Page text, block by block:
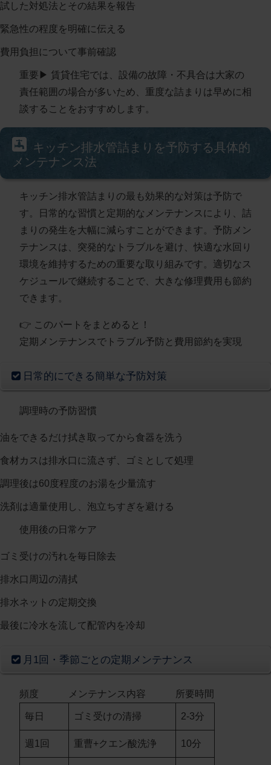
試した対処法とその結果を報告
緊急性の程度を明確に伝える
費用負担について事前確認
重要 ▶︎ 賃貸住宅では、設備の故障・不具合は大家の
責任範囲の場合が多いため、重度な詰まりは早めに相
談することをおすすめします。
キッチン排水管詰まりを予防する具体的
メンテナンス法
キッチン排水管詰まりの最も効果的な対策は予防で
す。日常的な習慣と定期的なメンテナンスにより、詰
まりの発生を大幅に減らすことができます。予防メン
テナンスは、突発的なトラブルを避け、快適な水回り
環境を維持するための重要な取り組みです。適切なス
ケジュールで継続することで、大きな修理費用も節約
できます。
👉 このパートをまとめると！
定期メンテナンスでトラブル予防と費用節約を実現
日常的にできる簡単な予防対策
調理時の予防習慣
油をできるだけ拭き取ってから食器を洗う
食材カスは排水口に流さず、ゴミとして処理
調理後は60度程度のお湯を少量流す
洗剤は適量使用し、泡立ちすぎを避ける
使用後の日常ケア
ゴミ受けの汚れを毎日除去
排水口周辺の清拭
排水ネットの定期交換
最後に冷水を流して配管内を冷却
月1回・季節ごとの定期メンテナンス
頻度 メンテナンス内容 所要時間
毎日 ゴミ受けの清掃 2-3分
週1回 重曹+クエン酸洗浄 10分